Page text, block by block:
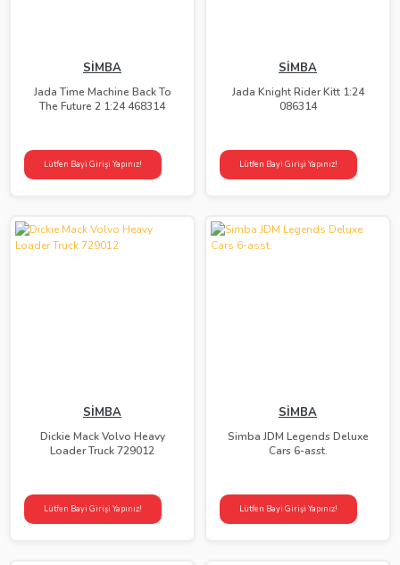
SİMBA
Jada Time Machine Back To
The Future 2 1:24 468314
Lütfen Bayi Girişi Yapınız!
SİMBA
Jada Knight Rider Kitt 1:24
086314
Lütfen Bayi Girişi Yapınız!
SİMBA
Dickie Mack Volvo Heavy
Loader Truck 729012
Lütfen Bayi Girişi Yapınız!
SİMBA
Simba JDM Legends Deluxe
Cars 6-asst.
Lütfen Bayi Girişi Yapınız!